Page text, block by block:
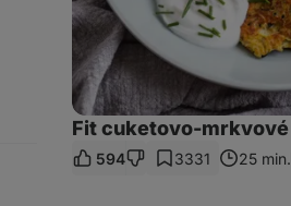
Fit cuketovo-
594 3331 25 min.